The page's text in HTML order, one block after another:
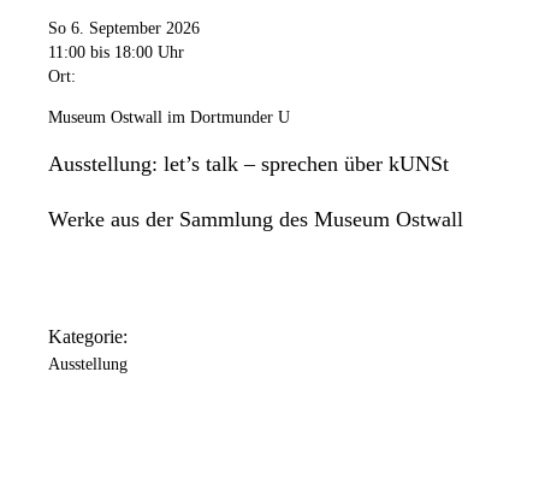
So 6. September 2026
11:00 bis 18:00 Uhr
Ort:
Museum Ostwall im Dortmunder U
Ausstellung: let’s talk – sprechen über kUNSt
Werke aus der Sammlung des Museum Ostwall
Kategorie:
Ausstellung